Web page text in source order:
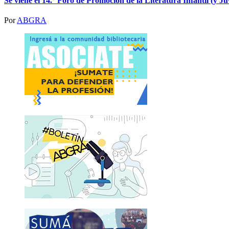
PorABGRA